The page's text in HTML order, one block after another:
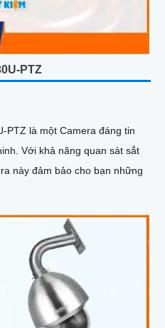
PTZ
PTZ là một Camera đáng tin
sắt
này đảm bảo cho bạn những